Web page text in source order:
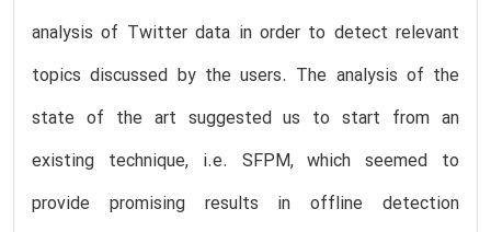
analysis of Twitter data in order to detect relevant
topics discussed by the users. The analysis of the
state of the art suggested us to start from an
existing technique, i.e. SFPM, which seemed to
provide promising results in offline detection